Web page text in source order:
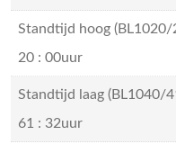
Standtijd hoog (BL1020/
20 : 00uur
Standtijd laag (BL1040/
61 : 32uur